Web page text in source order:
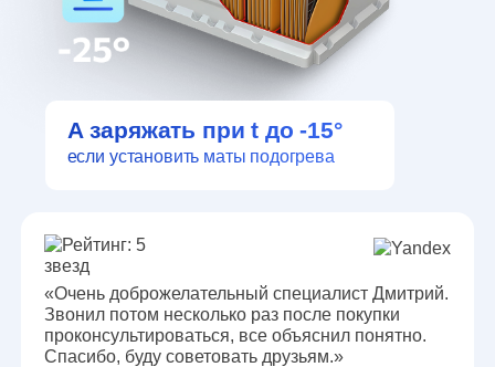
А заряжать при t до -15°
если установить маты подогрева
«Очень доброжелательный cпециалист Дмитрий.
Звонил потом несколько раз после покупки
проконсультироваться, все объяснил понятно.
Спасибо, буду советовать друзьям.»